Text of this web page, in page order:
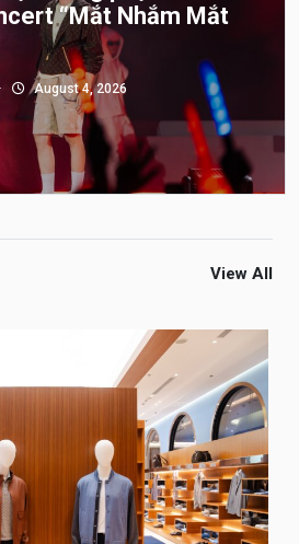
“Mắt Nhắm Mắt
August 4, 2026
View All